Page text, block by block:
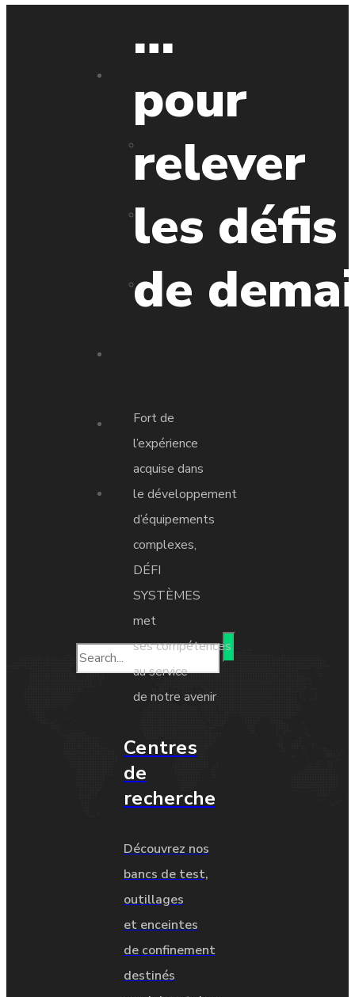
Centres de recherche
Énergies nouvelles
Industrie nucléaire
Contact
Nous rejoindre
…
pour
relever
les défis
de
Fort de
l’expérience
acquise dans
le développement
d’équipements
complexes,
DÉFI
SYSTÈMES
met
ses compétences
au service
de notre avenir
Centres
de
recherche
Découvrez nos
bancs de test,
outillages
et enceintes
de confinement
destinés